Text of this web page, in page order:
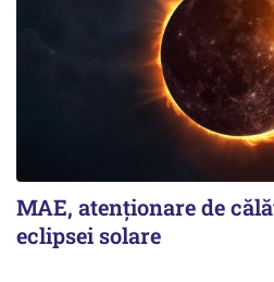
MAE, atenționare de
eclipsei solare